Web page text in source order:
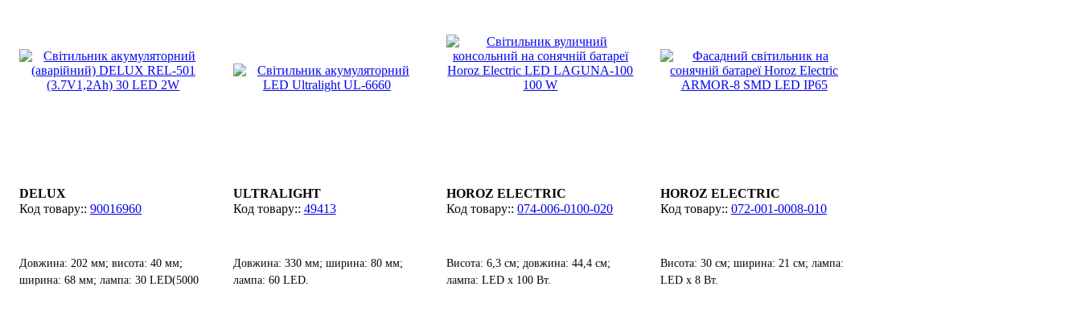
DELUX
90016960
Довжина: 202 мм; висота: 40 мм;
ширина: 68 мм; лампа: 30 LED(5000
ULTRALIGHT
49413
Довжина: 330 мм; ширина: 80 мм;
лампа: 60 LED.
HOROZ ELECTRIC
074-006-0100-020
Висота: 6,3 см; довжина: 44,4 см;
лампа: LED х 100 Вт.
HOROZ ELECTRIC
072-001-0008-010
Висота: 30 см; ширина: 21 см; лампа:
LED х 8 Вт.